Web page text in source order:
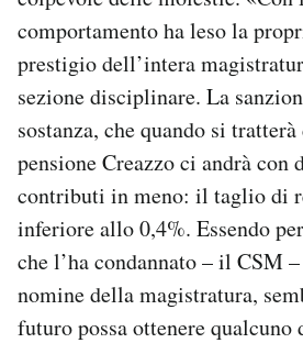
comportamento ha leso la
prestigio dell’intera
sezione disciplinare. La
sostanza, che quando si
pensione Creazzo ci andrà con
contributi in meno: il taglio di
inferiore allo 0,4%. Essendo
che l’ha condannato – il CSM
nomine della magistratura,
futuro possa ottenere